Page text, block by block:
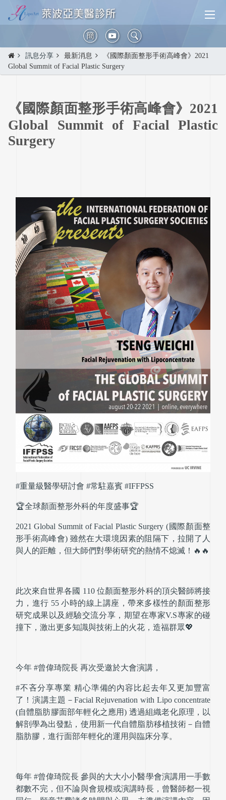
簡
訊息分享 最新消息
《國際顏面整形手術高峰會》2021
Global Summit of Facial Plastic Surgery
《國際顏面整形手術高峰會》2021
Global Summit of Facial Plastic
Surgery
#重量級醫學研討會 #常駐嘉賓 #IFFPSS
🏆全球顏面整形外科的年度盛事🏆
2021 Global Summit of Facial Plastic Surgery (國際顏面整
形手術高峰會) 雖然在大環境因素的阻隔下，拉開了人
與人的距離，但大師們對學術研究的熱情不熄滅！🔥🔥
此次來自世界各國 110 位顏面整形外科的頂尖醫師將接
力，進行 55 小時的線上講座，帶來多樣性的顏面整形
研究成果以及經驗交流分享，期望在專家V.S專家的碰
撞下，激出更多知識與技術上的火花，造福群眾💖
今年 #曾偉琦院長 再次受邀於大會演講，
#不吝分享專業 精心準備的內容比起去年又更加豐富
了！演講主題－Facial Rejuvenation with Lipo concentrate
(自體脂肪膠面部年輕化之應用) 透過組織老化原理，以
解剖學為出發點，使用新一代自體脂肪移植技術－自體
脂肪膠，進行面部年輕化的運用與臨床分享。
每年 #曾偉琦院長 參與的大大小小醫學會演講用一手數
都數不完，但不論與會規模或演講時長，曾醫師都一視